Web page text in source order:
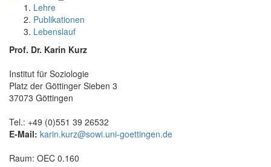
Lehre
Publikationen
Lebenslauf
Prof. Dr. Karin Kurz
Institut für Soziologie
Platz der Göttinger Sieben 3
37073 Göttingen
Tel.: +49 (0)551 39 26532
E-Mail: karin.kurz@sowi.uni-goettingen.de
Raum: OEC 0.160